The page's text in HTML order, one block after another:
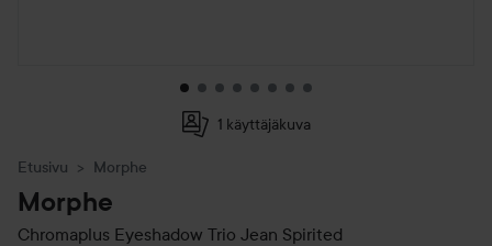
1 käyttäjäkuva
Etusivu Morphe
Morphe
Chromaplus Eyeshadow Trio Jean Spirited